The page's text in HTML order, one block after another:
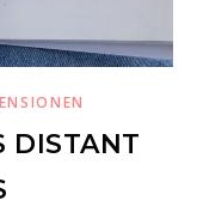
DISTANT